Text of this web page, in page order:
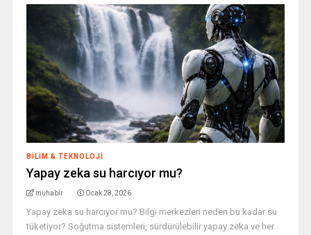
BILIM & TEKNOLOJI
Yapay zeka su harcıyor mu?
muhabir Ocak 28, 2026
Yapay zeka su harcıyor mu? Bilgi merkezleri neden bu kadar su
tüketiyor? Soğutma sistemleri, sürdürülebilir yapay zeka ve her